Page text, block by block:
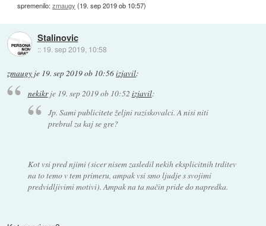
spremenilo:zmaugy (19. sep 2019 ob 10:57)
Stalinovic
:: 19. sep 2019, 10:58
zmaugy je 19. sep 2019 ob 10:56izjavil:
nekikrje 19. sep 2019 ob 10:52 izjavil:
Jp. Sami publicitete željni raziskovalci. A nisi niti
prebral za kaj se gre?
Kot vsi pred njimi (sicer nisem zasledil nekih eksplicitnih trditev
na to temo v tem primeru, ampak vsi smo ljudje s svojimi
predvidljivimi motivi). Ampak na ta način pride do napredka.